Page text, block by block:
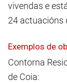
vivendas e
24 actuacións
Exemplos de
Contorna
de Coia: